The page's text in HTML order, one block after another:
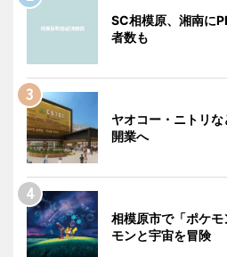
SC相模原、湘南に
者数も
ヤオコー・ニトリ
開業へ
相模原市で「ポケ
モンと宇宙を冒険